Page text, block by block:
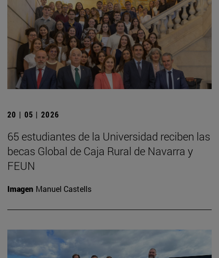
20 | 05 | 2026
65 estudiantes de la Universidad reciben las
becas Global de Caja Rural de Navarra y
FEUN
Imagen Manuel Castells